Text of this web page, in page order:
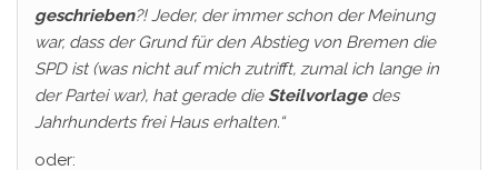
geschrieben?!Jeder, der immer schon der Meinung
war, dass der Grund für den Abstieg von Bremen die
SPD ist (was nicht auf mich zutrifft, zumal ich lange in
der Partei war), hat gerade die Steilvorlagedes
Jahrhunderts frei Haus erhalten.“
oder: